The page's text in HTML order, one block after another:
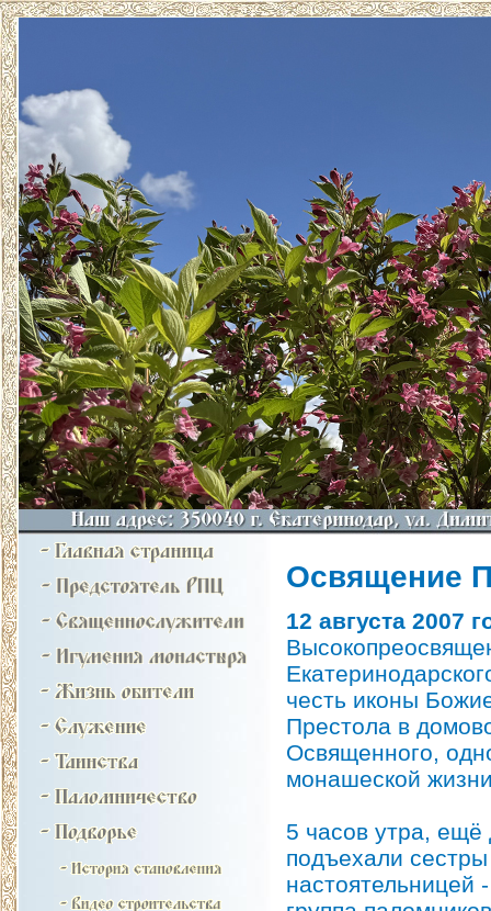
Освящение
12 августа 2007
честь иконы
Престола в
Освященного,
монашеской
5 часов утра, ещё
подъехали